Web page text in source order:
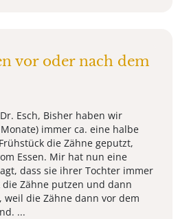
vor oder nach dem
Esch, Bisher haben wir
immer ca. eine halbe
die Zähne geputzt,
Essen. Mir hat nun eine
dass sie ihrer Tochter immer
Zähne putzen und dann
die Zähne dann vor dem
...